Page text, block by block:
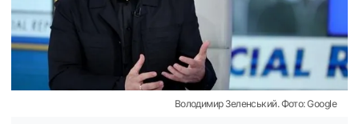
Володимир Зеленський. Фото: Google